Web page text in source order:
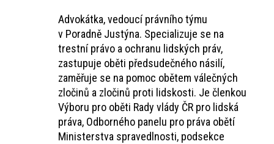
Advokátka, vedoucí právního týmu
v Poradně Justýna. Specializuje se na
trestní právo a ochranu lidských práv,
zastupuje oběti předsudečného násilí,
zaměřuje se na pomoc obětem válečných
zločinů a zločinů proti lidskosti. Je členkou
Výboru pro oběti Rady vlády ČR pro lidská
práva, Odborného panelu pro práva obětí
Ministerstva spravedlnosti, podsekce